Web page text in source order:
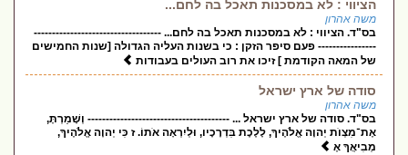
הציווי : לא במסכנות תאכל בה לחם...
משה אהרון
בס"ד. הציווי : לא במסכנות תאכל בה לחם... -----------------------------------
---------------- פעם סיפר הזקן : כי בשנות העליה הגדולה [שנות החמישים
של המאה הקודמת ] זיכו את רוב העולים בעבודות
סודה של ארץ ישראל
משה אהרון
בס"ד. סודה של ארץ ישראל ... --------------------------------------- וְשָׁמַרְתָּ,
אֶת־מִצְוֺת יְהוָה אֱלֹהֶיךָ, לָלֶכֶת בִּדְרָכָיו, וּלְיִרְאָה אֹתוֹ. ז כִּי יְהוָה אֱלֹהֶיךָ,
מְבִיאֲךָ אֶ